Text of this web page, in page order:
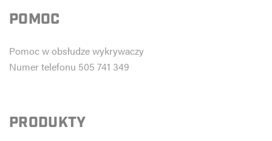
POMOC
Pomoc w obsłudze wykrywaczy
Numer telefonu 505 741 349
PRODUKTY